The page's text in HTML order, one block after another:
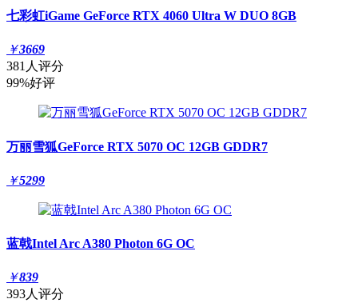
七彩虹iGame GeForce RTX 4060 Ultra W DUO 8GB
￥3669
381人评分
99%好评
万丽雪狐GeForce RTX 5070 OC 12GB GDDR7
￥5299
蓝戟Intel Arc A380 Photon 6G OC
￥839
393人评分